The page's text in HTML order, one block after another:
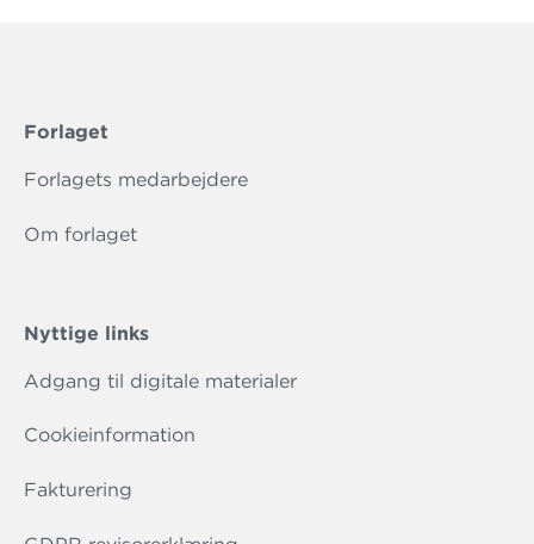
Forlaget
Forlagets medarbejdere
Om forlaget
Nyttige links
Adgang til digitale materialer
Cookieinformation
Fakturering